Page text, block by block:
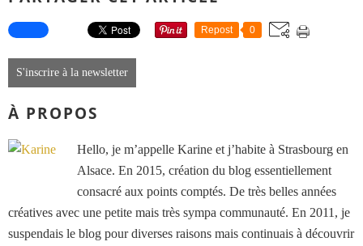
Repost 0
S'inscrire à la newsletter
À PROPOS
Hello, je m’appelle Karine et j’habite à Strasbourg en
Alsace. En 2015, création du blog essentiellement
consacré aux points comptés. De très belles années
créatives avec une petite mais très sympa communauté. En 2011, je
suspendais le blog pour diverses raisons mais continuais à découvrir